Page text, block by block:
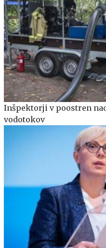
Inšpektorji v poostren
vodotokov